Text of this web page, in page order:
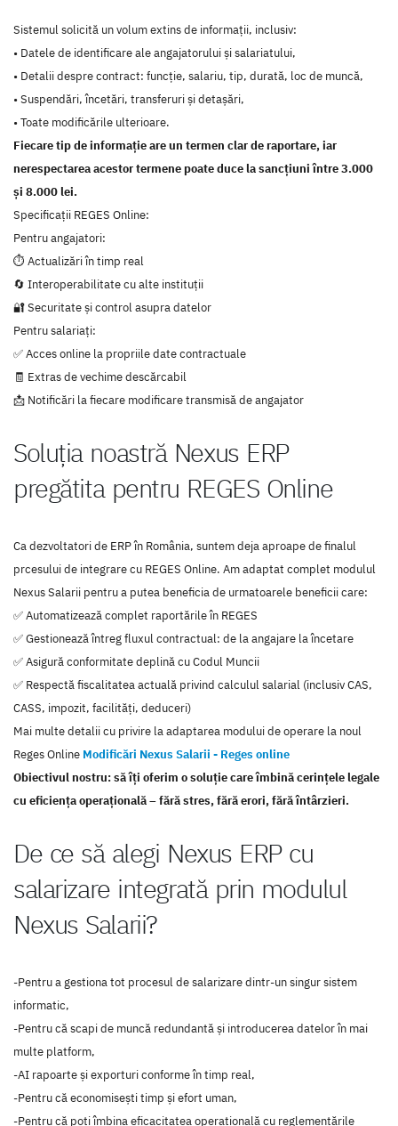
Sistemul solicită un volum extins de informații, inclusiv:
• Datele de identificare ale angajatorului și salariatului,
• Detalii despre contract: funcție, salariu, tip, durată, loc de muncă,
• Suspendări, încetări, transferuri și detașări,
• Toate modificările ulterioare.
Fiecare tip de informație are un termen clar de raportare, iar
nerespectarea acestor termene poate duce la sancțiuni între 3.000
și 8.000 lei.
Specificații REGES Online:
Pentru angajatori:
⏱️ Actualizări în timp real
🔄 Interoperabilitate cu alte instituții
🔐 Securitate și control asupra datelor
Pentru salariați:
✅ Acces online la propriile date contractuale
🧾 Extras de vechime descărcabil
📩 Notificări la fiecare modificare transmisă de angajator
Soluția noastră Nexus ERP
pregătita pentru REGES Online
Ca dezvoltatori de ERP în România, suntem deja aproape de finalul
prcesului de integrare cu REGES Online. Am adaptat complet modulul
Nexus Salarii pentru a putea beneficia de urmatoarele beneficii care:
✅ Automatizează complet raportările în REGES
✅ Gestionează întreg fluxul contractual: de la angajare la încetare
✅ Asigură conformitate deplină cu Codul Muncii
✅ Respectă fiscalitatea actuală privind calculul salarial (inclusiv CAS,
CASS, impozit, facilități, deduceri)
Mai multe detalii cu privire la adaptarea modului de operare la noul
Reges Online Modificări Nexus Salarii - Reges online
Obiectivul nostru: să îți oferim o soluție care îmbină cerințele legale
cu eficiența operațională – fără stres, fără erori, fără întârzieri.
De ce să alegi Nexus ERP cu
salarizare integrată prin modulul
Nexus Salarii?
-Pentru a gestiona tot procesul de salarizare dintr-un singur sistem
informatic,
-Pentru că scapi de muncă redundantă și introducerea datelor în mai
multe platform,
-AI rapoarte și exporturi conforme în timp real,
-Pentru că economisești timp și efort uman,
-Pentru că poți îmbina eficacitatea operațională cu reglementările